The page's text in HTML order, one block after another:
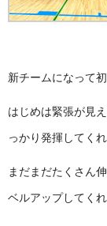
新チームになって
はじめは緊張が見
っかり発揮してくれ
まだまだたくさん
ベルアップしてく